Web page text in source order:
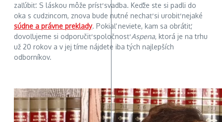
zaľúbiť. S láskou môže prísť svadba. Keďže ste si padli do
oka s cudzincom, znova bude nutné nechať si urobiť nejaké
súdne a právne preklady. Pokiaľ neviete, kam sa obrátiť,
dovoľujeme si odporučiť spoločnosťAspena, ktorá je na trhu
už 20 rokov a v jej tíme nájdete iba tých najlepších
odborníkov.